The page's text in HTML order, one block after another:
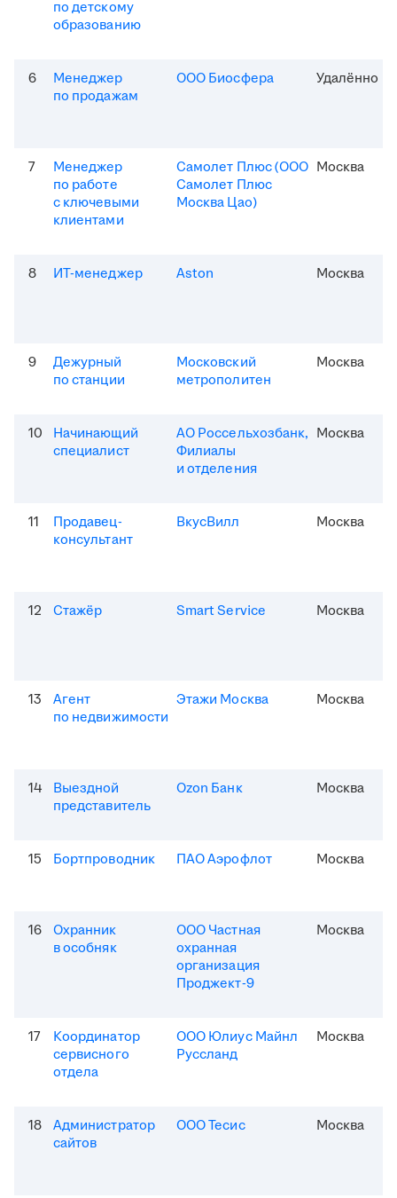
по детскому
образованию
6
Менеджер
по продажам
ООО Биосфера Удалённо
7
Менеджер
по работе
с ключевыми
клиентами
Самолет Плюс (ООО
Самолет Плюс
Москва Цао)
Москва
8 ИТ-менеджер Aston Москва
9
Дежурный
по станции
Московский
метрополитен
Москва
10
Начинающий
специалист
АО Россельхозбанк,
Филиалы
и отделения
Москва
11
Продавец-
консультант
ВкусВилл Москва
12 Стажёр Smart Service Москва
13
Агент
по недвижимости
Этажи Москва Москва
14
Выездной
представитель
Ozon Банк Москва
15 Бортпроводник ПАО Аэрофлот Москва
16
Охранник
в особняк
ООО Частная
охранная
организация
Проджект-9
Москва
17
Координатор
сервисного
отдела
ООО Юлиус Майнл
Руссланд
Москва
18
Администратор
сайтов
ООО Тесис Москва